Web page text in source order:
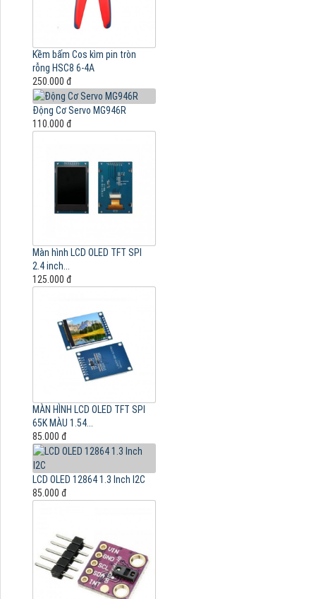
Kềm bấm Cos kìm pin tròn
rỗng HSC8 6-4A
250.000 đ
Động Cơ Servo MG946R
110.000 đ
Màn hình LCD OLED TFT SPI
2.4 inch...
125.000 đ
MÀN HÌNH LCD OLED TFT SPI
65K MÀU 1.54...
85.000 đ
LCD OLED 12864 1.3 Inch I2C
85.000 đ